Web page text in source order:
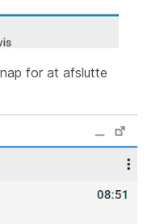
for at afslutte